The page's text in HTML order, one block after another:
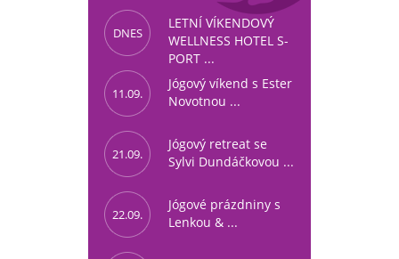
DNES
LETNÍ VÍKENDOVÝ
WELLNESS HOTEL S-
PORT ...
11.09.
Jógový víkend s Ester
Novotnou ...
21.09.
Jógový retreat se
Sylvi Dundáčkovou ...
22.09.
Jógové prázdniny s
Lenkou & ...